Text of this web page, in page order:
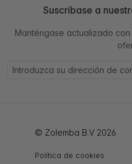
Suscríbase a
Manténgase actualizado
© Zolemba B.V 2026
Política de cookies